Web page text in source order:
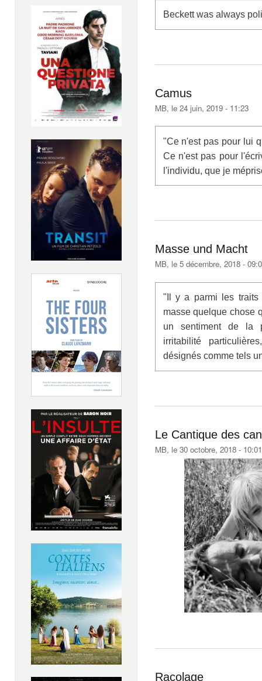
Beckett was always
Camus
MB, le 24 juin, 2019 - 11:23
"Ce n'est pas pour lui
Ce n'est pas pour
l'individu, que je
Masse und Macht
MB, le 5 décembre, 2018 -
"Il y a parmi les
masse quelque chose
un sentiment de la
irritabilité
désignés comme tels
Le Cantique des
MB, le 30 octobre, 2018 - 10:01
Racolage